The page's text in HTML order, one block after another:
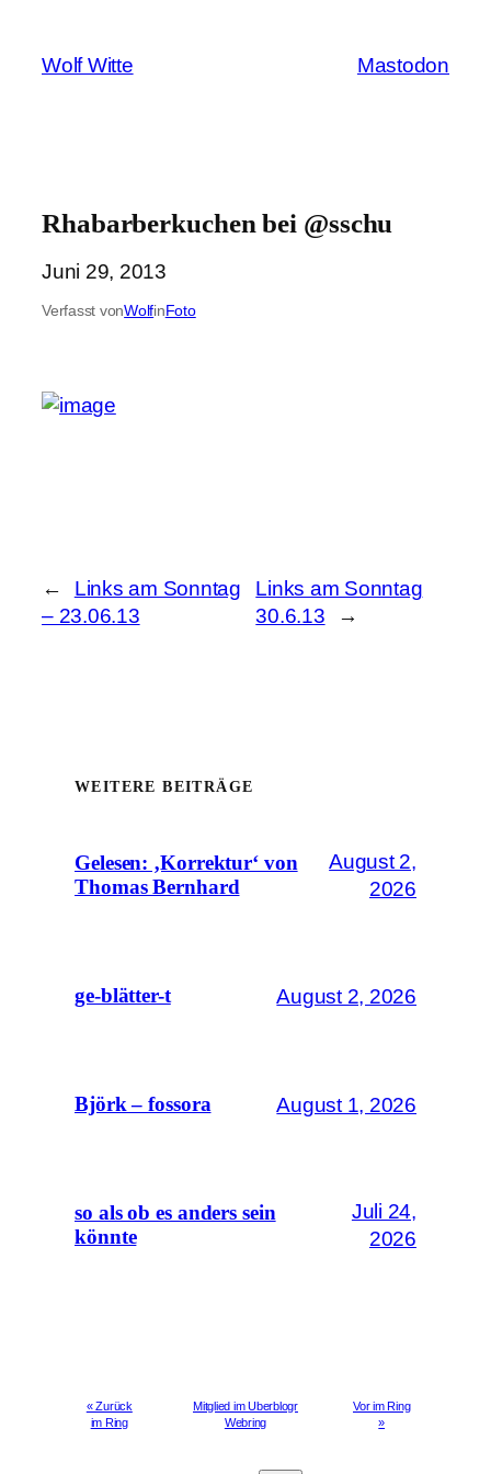
springen
Wolf Witte Mastodon
Rhabarberkuchen bei @sschu
Juni 29, 2013
Verfasst vonWolfinFoto
←
Links am Sonntag
– 23.06.13
Links am Sonntag
30.6.13
→
WEITERE BEITRÄGE
Gelesen: ‚Korrektur‘ von
Thomas Bernhard
August 2,
2026
ge-blätter-t August 2, 2026
Björk – fossora August 1, 2026
so als ob es anders sein
könnte
Juli 24,
2026
« Zurück
im Ring
Mitglied im Uberblogr
Webring
Vor im Ring
»